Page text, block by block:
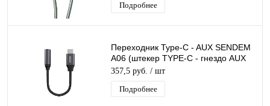
Подробнее
Переходник Type-C - AUX SENDEM
A06 (штекер TYPE-C - гнездо AUX
3.5мм) 14 см
357,5 руб. / шт
Подробнее